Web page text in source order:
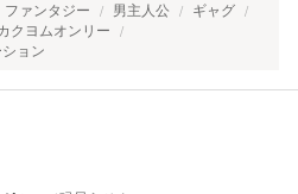
ファンタジー 男主人公
ギャグ
クヨムオンリー
ョン